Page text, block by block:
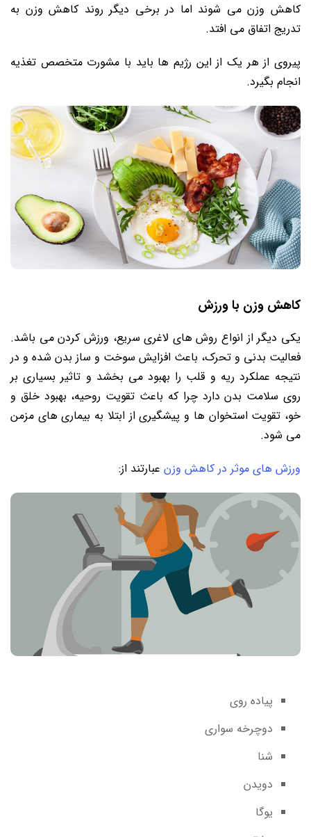
کاهش وزن می شوند اما در برخی دیگر روند کاهش وزن به
تدریج اتفاق می افتد.
پیروی از هر یک از این رژیم ها باید با مشورت متخصص تغذیه
انجام بگیرد.
کاهش وزن با ورزش
یکی دیگر از انواع روش های لاغری سریع، ورزش کردن می باشد.
فعالیت بدنی و تحرک، باعث افزایش سوخت و ساز بدن شده و در
نتیجه عملکرد ریه و قلب را بهبود می بخشد و تاثیر بسیاری بر
روی سلامت بدن دارد چرا که باعث تقویت روحیه، بهبود خلق و
خو، تقویت استخوان ها و پیشگیری از ابتلا به بیماری های مزمن
می شود.
ورزش های موثر در کاهش وزن عبارتند از:
پیاده روی
دوچرخه سواری
شنا
دویدن
یوگا